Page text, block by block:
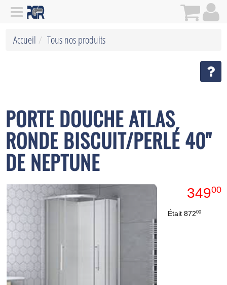
Accueil Tous nos produits
PORTE DOUCHE ATLAS
RONDE BISCUIT/PERLÉ 40''
DE NEPTUNE
34900
Était 87200